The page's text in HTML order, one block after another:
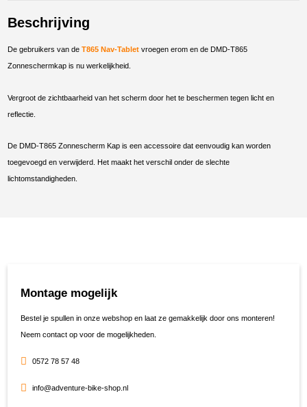
Beschrijving
De gebruikers van deT865 Nav-Tablet vroegen erom en de DMD-T865
Zonneschermkap is nu werkelijkheid.
Vergroot de zichtbaarheid van het scherm door het te beschermen tegen licht en
reflectie.
De DMD-T865 Zonnescherm Kap is een accessoire dat eenvoudig kan worden
toegevoegd en verwijderd. Het maakt het verschil onder de slechte
lichtomstandigheden.
Montage mogelijk
Bestel je spullen in onze webshop en laat ze gemakkelijk door ons monteren!
Neem contact op voor de mogelijkheden.
0572 78 57 48
info@adventure-bike-shop.nl